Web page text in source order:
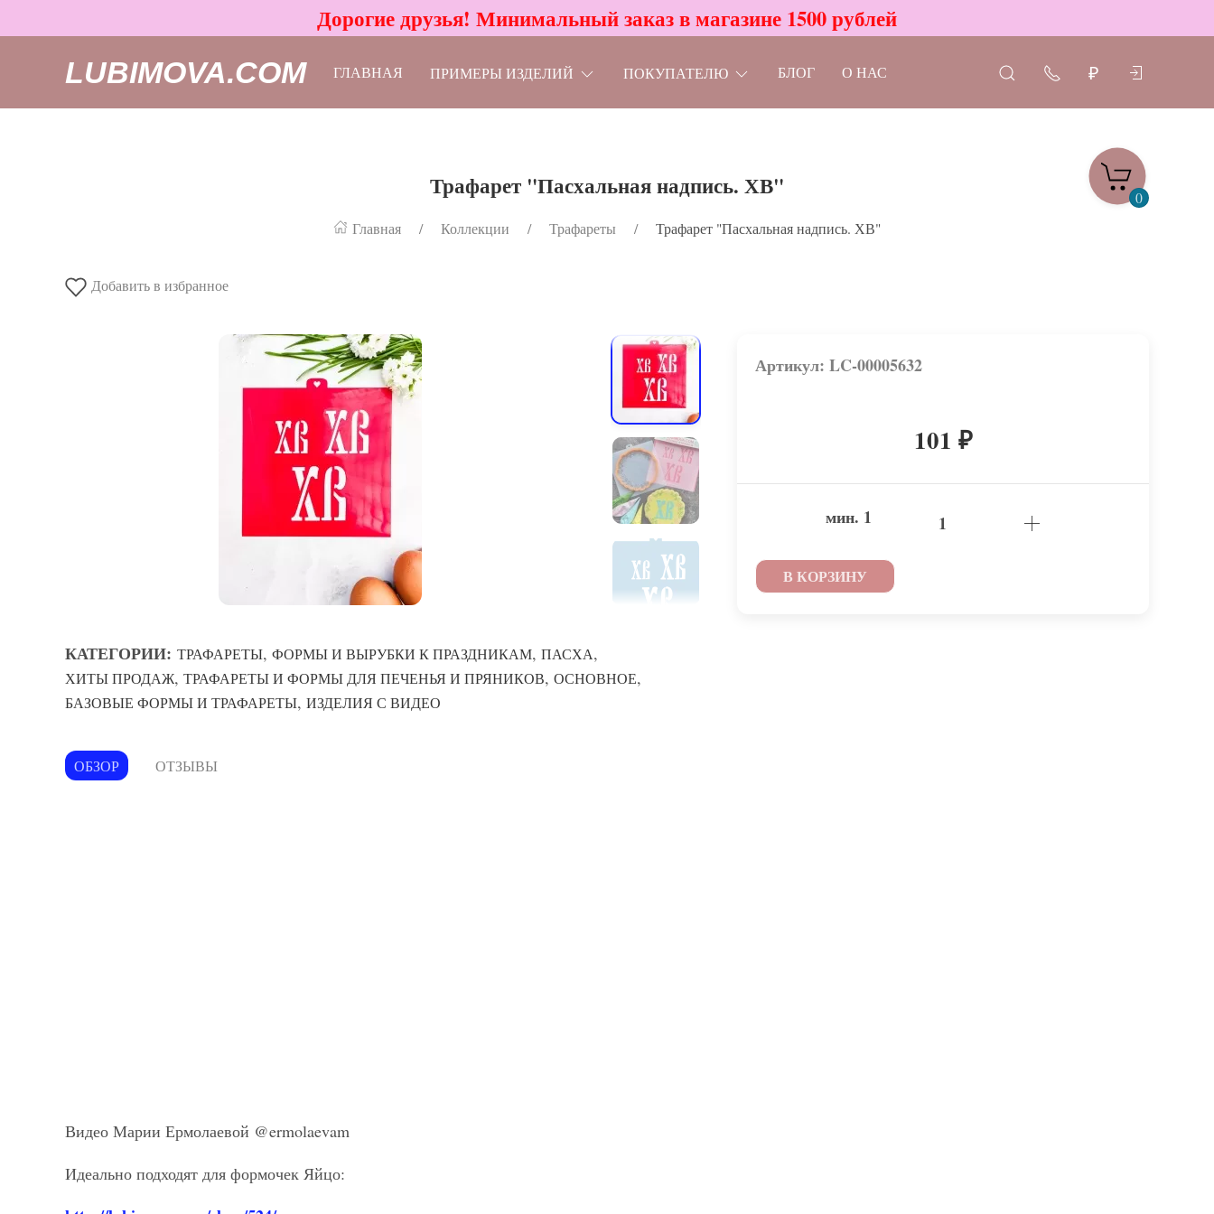
Дорогие друзья! Минимальный заказ в магазине 1500 рублей
LUBIMOVA.COM ГЛАВНАЯ ПРИМЕРЫ ИЗДЕЛИЙ ПОКУПАТЕЛЮ БЛОГ О НАС ₽
0
Трафарет "Пасхальная надпись. ХВ"
Главная Коллекции Трафареты Трафарет "Пасхальная надпись. ХВ"
Добавить в избранное
КАТЕГОРИИ: ТРАФАРЕТЫ, ФОРМЫ И ВЫРУБКИ К ПРАЗДНИКАМ, ПАСХА,
ХИТЫ ПРОДАЖ, ТРАФАРЕТЫ И ФОРМЫ ДЛЯ ПЕЧЕНЬЯ И ПРЯНИКОВ, ОСНОВНОЕ,
БАЗОВЫЕ ФОРМЫ И ТРАФАРЕТЫ, ИЗДЕЛИЯ С ВИДЕО
ОБЗОР ОТЗЫВЫ
Видео Марии Ермолаевой @ermolaevam
Идеально подходят для формочек Яйцо:
Артикул: LC-00005632
101 ₽
мин. 1
В КОРЗИНУ